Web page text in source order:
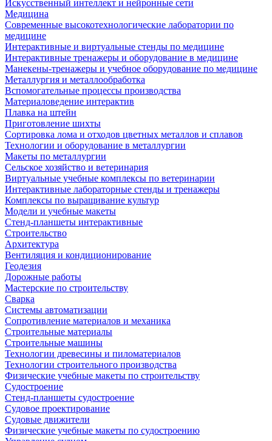
Искусственный интеллект и нейронные сети
Медицина
Современные высокотехнологические лаборатории по
медицине
Интерактивные и виртуальные стенды по медицине
Интерактивные тренажеры и оборудование в медицине
Манекены-тренажеры и учебное оборудование по медицине
Металлургия и металлообработка
Вспомогательные процессы производства
Материаловедение интерактив
Плавка на штейн
Приготовление шихты
Сортировка лома и отходов цветных металлов и сплавов
Технологии и оборудование в металлургии
Макеты по металлургии
Сельское хозяйство и ветеринария
Виртуальные учебные комплексы по ветеринарии
Интерактивные лабораторные стенды и тренажеры
Комплексы по выращивание культур
Модели и учебные макеты
Стенд-планшеты интерактивные
Строительство
Архитектура
Вентиляция и кондиционирование
Геодезия
Дорожные работы
Мастерские по строительству
Сварка
Системы автоматизации
Сопротивление материалов и механика
Строительные материалы
Строительные машины
Технологии древесины и пиломатериалов
Технологии строительного производства
Физические учебные макеты по строительству
Судостроение
Стенд-планшеты судостроение
Судовое проектирование
Судовые движители
Физические учебные макеты по судостроению